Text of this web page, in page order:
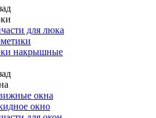
для люка
накрышные
окна
окно